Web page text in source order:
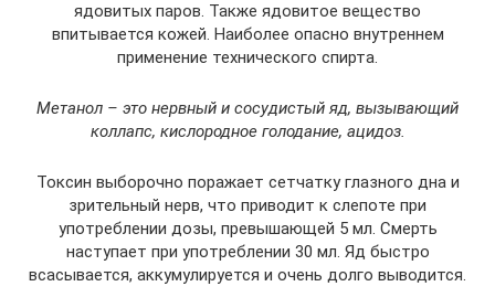
ядовитых паров. Также ядовитое вещество
впитывается кожей. Наиболее опасно внутреннем
применение технического спирта.
Метанол – это нервный и сосудистый яд, вызывающий
коллапс, кислородное голодание, ацидоз.
Токсин выборочно поражает сетчатку глазного дна и
зрительный нерв, что приводит к слепоте при
употреблении дозы, превышающей 5 мл. Смерть
наступает при употреблении 30 мл. Яд быстро
всасывается, аккумулируется и очень долго выводится.